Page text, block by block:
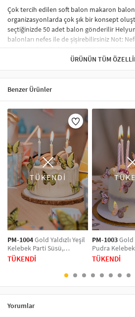
Çok tercih edilen soft balon makaron
organizasyonlarda çok şık bir konsept
seçtiğinizde 50 adet balon gönderilir
balonları nefes ile de şişirebilirsiniz Not:
ucmaz,sadece helyum gazı ile şişirtirseniz
sağlıklı günlerde kullanmanız dileğiyle.
Balonlar ve süsler, her türlü kutlama için
eğlenceli ve şık yoludur. Artikeldeko’nun
koleksiyonu, hem sade hem de gösterişli
her etkinliğe uygun dekorasyon imkânı
düğünlere kadar pek çok özel gün için
kutlamalarınızı renklendirebilirsiniz.
diğer dekoratif unsurlar, etkinliklerinize
herkesin ilgisini çekecek. Tarzınızı yansıtan
kutlamalarınızı mükemmel hale getirin!
ÜRÜNÜN TÜM
Benzer Ürünler
TÜKENDİ
PM-1004Gold Yaldızlı Yeşil
Kelebek Parti Süsü,
Dekorasyon ve Balon
TÜKENDİ
PM-1003Gold
Pudra
Dekorasyon ve
TÜKENDİ
Yorumlar